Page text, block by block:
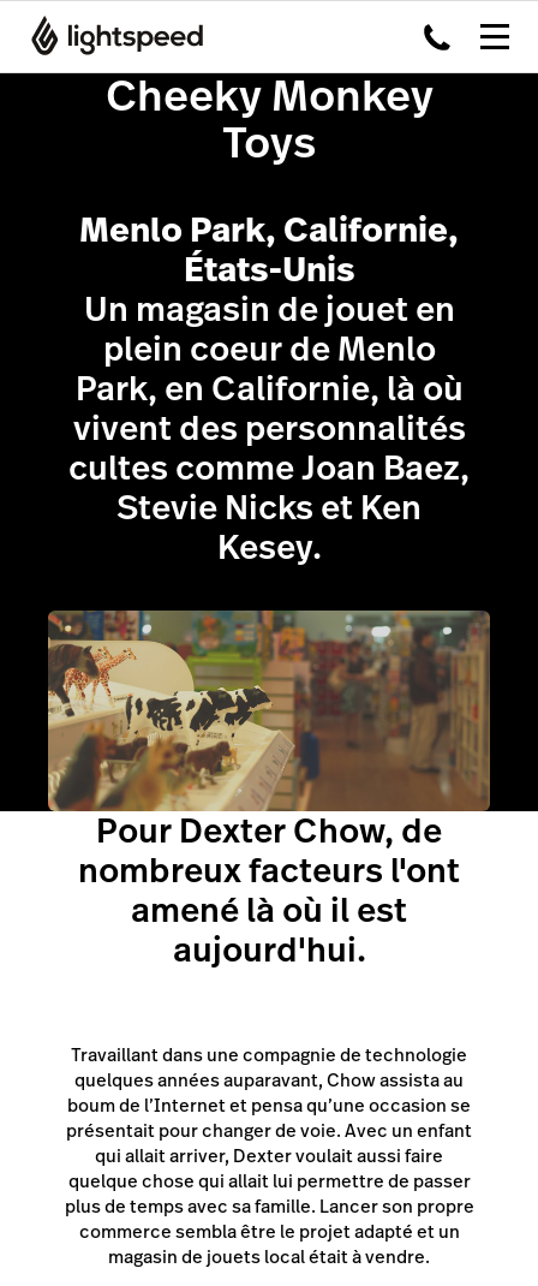
Cheeky Monkey
Toys
Menlo Park, Californie,
États-Unis
Un magasin de jouet en
plein coeur de Menlo
Park, en Californie, là où
vivent des personnalités
cultes comme Joan Baez,
Stevie Nicks et Ken
Kesey.
Pour Dexter Chow, de
nombreux facteurs l'ont
amené là où il est
aujourd'hui.
Travaillant dans une compagnie de technologie
quelques années auparavant, Chow assista au
boum de l’Internet et pensa qu’une occasion se
présentait pour changer de voie. Avec un enfant
qui allait arriver, Dexter voulait aussi faire
quelque chose qui allait lui permettre de passer
plus de temps avec sa famille. Lancer son propre
commerce sembla être le projet adapté et un
magasin de jouets local était à vendre.